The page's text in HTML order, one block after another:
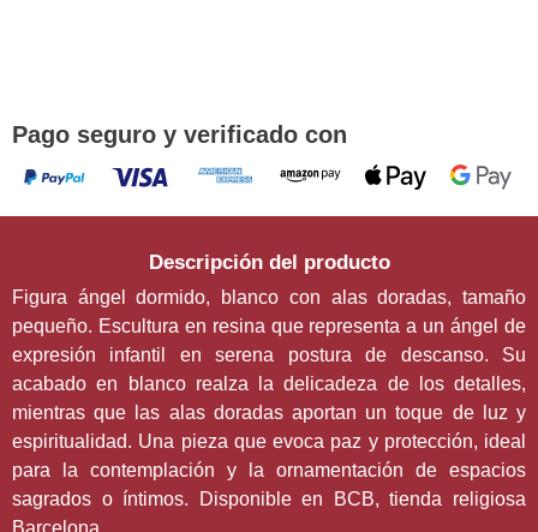
Pago seguro y verificado con
Descripción del producto
Figura ángel dormido, blanco con alas doradas, tamaño
pequeño. Escultura en resina que representa a un ángel de
expresión infantil en serena postura de descanso. Su
acabado en blanco realza la delicadeza de los detalles,
mientras que las alas doradas aportan un toque de luz y
espiritualidad. Una pieza que evoca paz y protección, ideal
para la contemplación y la ornamentación de espacios
sagrados o íntimos. Disponible en BCB, tienda religiosa
Barcelona.